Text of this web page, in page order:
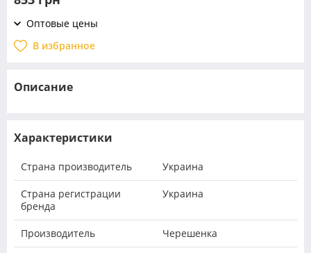
Оптовые цены
В избранное
Описание
Характеристики
Страна производитель Украина
Страна регистрации
бренда
Украина
Производитель Черешенка